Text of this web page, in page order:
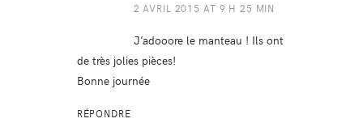
2 AVRIL 2015 AT 9 H 25 MIN
J’adooore le manteau ! Ils ont
de très jolies pièces!
Bonne journée
RÉPONDRE